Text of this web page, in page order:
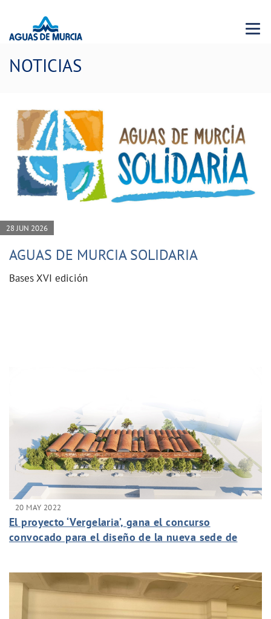
Menu
NOTICIAS
28 JUN 2026
AGUAS DE MURCIA SOLIDARIA
Bases XVI edición
20 MAY 2022
El proyecto ‘Vergelaria’, gana el concurso
convocado para el diseño de la nueva sede de